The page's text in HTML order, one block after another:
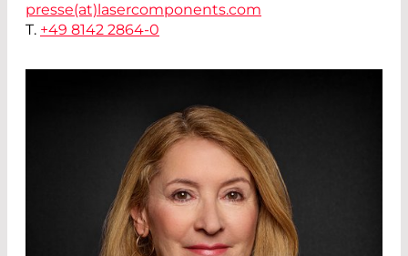
presse(at) lasercomponents.com
T. +49 8142 2864-0